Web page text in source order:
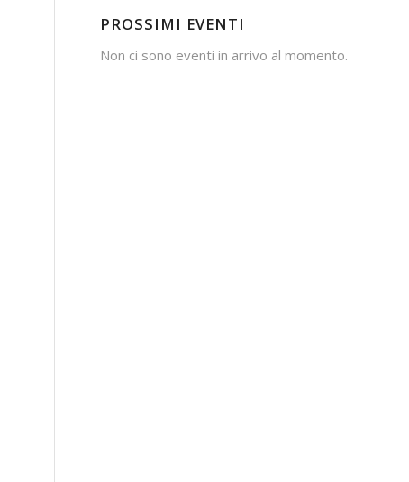
PROSSIMI EVENTI
Non ci sono eventi in arrivo al momento.